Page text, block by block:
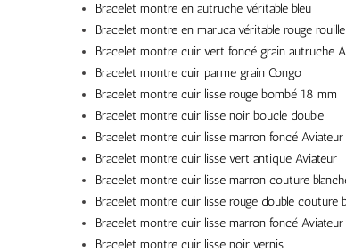
Bracelet montre en autruche véritable bleu
Bracelet montre en maruca véritable rouge rouille
Bracelet montre cuir vert foncé grain autruche
Bracelet montre cuir parme grain Congo
Bracelet montre cuir lisse rouge bombé 18 mm
Bracelet montre cuir lisse noir boucle double
Bracelet montre cuir lisse marron foncé
Bracelet montre cuir lisse vert antique Aviateur
Bracelet montre cuir lisse marron couture
Bracelet montre cuir lisse rouge double couture
Bracelet montre cuir lisse marron foncé Aviateur
Bracelet montre cuir lisse noir vernis